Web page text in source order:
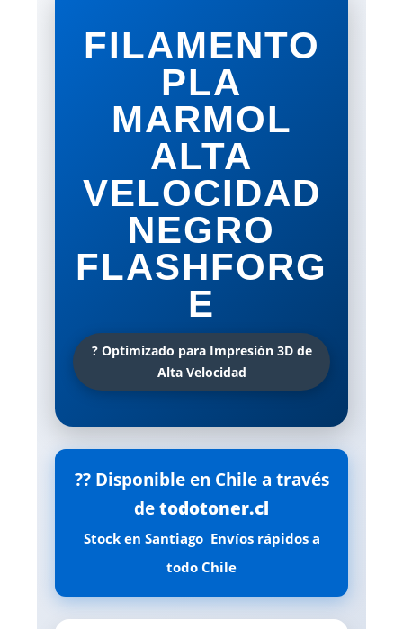
FILAMENTO
PLA
MARMOL
ALTA
VELOCIDAD
NEGRO
FLASHFORG
E
? Optimizado para Impresión 3D de
Alta Velocidad
?? Disponible en Chile a través
detodotoner.cl
Stock en Santiago  Envíos rápidos a
todo Chile